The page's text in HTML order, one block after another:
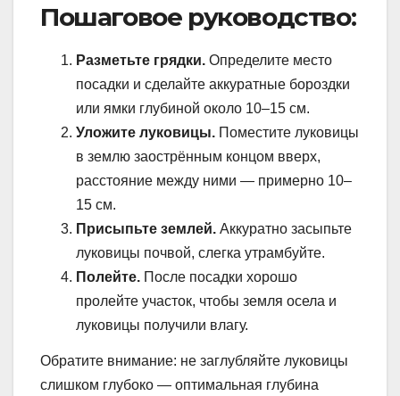
Пошаговое руководство:
Разметьте грядки. Определите место
посадки и сделайте аккуратные бороздки
или ямки глубиной около 10–15 см.
Уложите луковицы. Поместите луковицы
в землю заострённым концом вверх,
расстояние между ними — примерно 10–
15 см.
Присыпьте землей. Аккуратно засыпьте
луковицы почвой, слегка утрамбуйте.
Полейте. После посадки хорошо
пролейте участок, чтобы земля осела и
луковицы получили влагу.
Обратите внимание: не заглубляйте луковицы
слишком глубоко — оптимальная глубина